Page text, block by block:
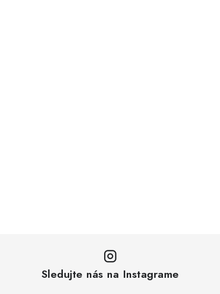
Sledujte nás na Instagrame